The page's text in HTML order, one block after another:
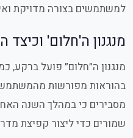
למשתמשים בצורה מדויקת
מנגנון ה'חלום' וכיצד
מנגנון ה״חלום״ פועל ברקע,
מסבירים כי במהלך השנה